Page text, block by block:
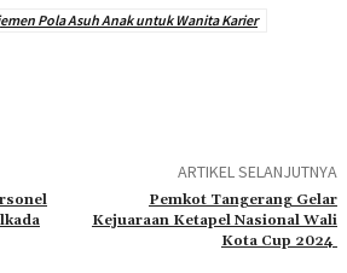
Pola Asuh Anak untuk Wanita Karier
ARTIKEL SELANJUTNYA
Pemkot Tangerang Gelar
Kejuaraan Ketapel Nasional Wali
Kota Cup 2024